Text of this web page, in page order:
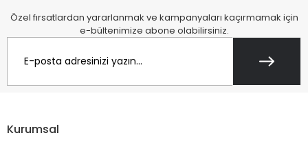
Özel fırsatlardan yararlanmak ve kampanyaları kaçırmamak için
e-bültenimize abone olabilirsiniz.
Kurumsal